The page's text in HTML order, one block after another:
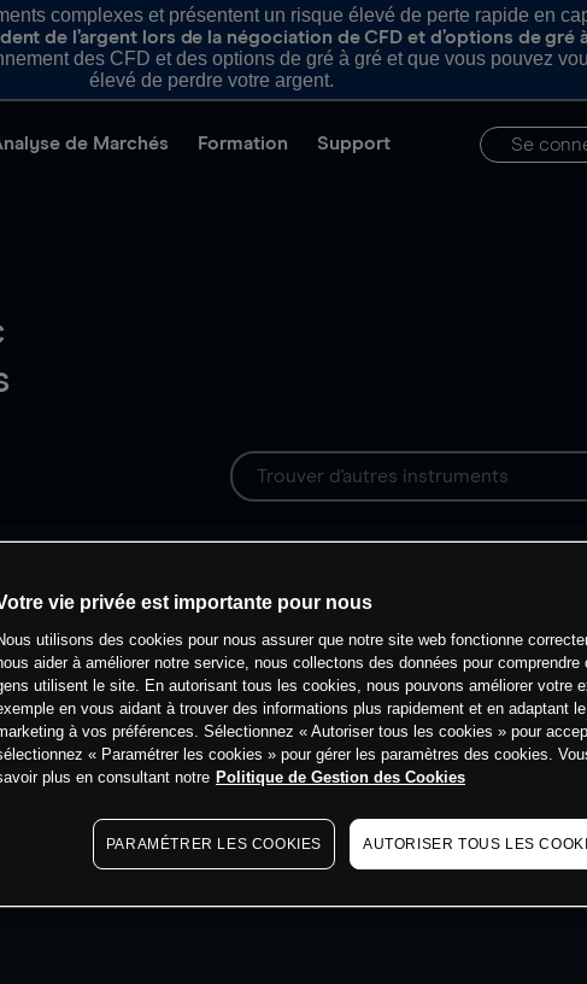
complexes et présentent un risque élevé de perte rapide en
de l’argent lors de la négociation de CFD et d’options de gré
des CFD et des options de gré à gré et que vous pouvez
élevé de perdre votre argent.
de Marchés Formation Support Se
vie privée est importante pour nous
utilisons des cookies pour nous assurer que notre site web fonctionne
aider à améliorer notre service, nous collectons des données pour comprendre
utilisent le site. En autorisant tous les cookies, nous pouvons améliorer votre
en vous aidant à trouver des informations plus rapidement et en adaptant
à vos préférences. Sélectionnez « Autoriser tous les cookies » pour
« Paramétrer les cookies » pour gérer les paramètres des cookies.
plus en consultant notre Politique de Gestion des Cookies
PARAMÉTRER LES COOKIES AUTORISER TOUS LES